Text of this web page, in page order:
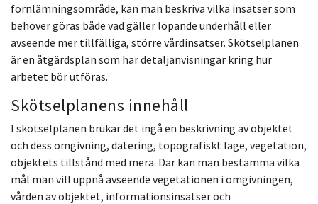
fornlämningsområde, kan man beskriva vilka insatser som
behöver göras både vad gäller löpande underhåll eller
avseende mer tillfälliga, större vårdinsatser. Skötselplanen
är en åtgärdsplan som har detaljanvisningar kring hur
arbetet bör utföras.
Skötselplanens innehåll
I skötselplanen brukar det ingå en beskrivning av objektet
och dess omgivning, datering, topografiskt läge, vegetation,
objektets tillstånd med mera. Där kan man bestämma vilka
mål man vill uppnå avseende vegetationen i omgivningen,
vården av objektet, informationsinsatser och